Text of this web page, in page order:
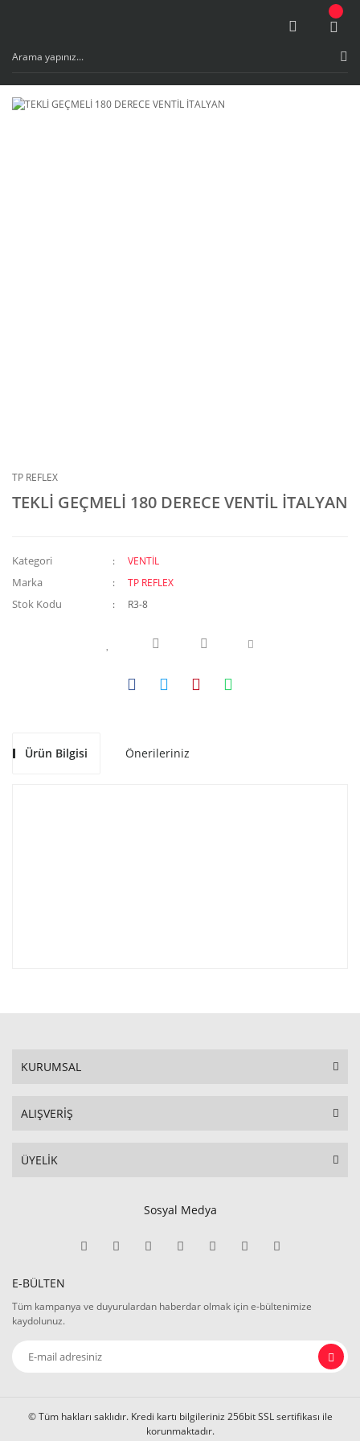
TP REFLEX
TEKLİ GEÇMELİ 180 DERECE VENTİL İTALYAN
Kategori VENTİL
Marka TP REFLEX
Stok Kodu R3-8
Ürün Bilgisi Önerileriniz
KURUMSAL
ALIŞVERİŞ
ÜYELİK
Sosyal Medya
E-BÜLTEN
Tüm kampanya ve duyurulardan haberdar olmak için e-bültenimize
kaydolunuz.
© Tüm hakları saklıdır. Kredi kartı bilgileriniz 256bit SSL sertifikası ile
korunmaktadır.